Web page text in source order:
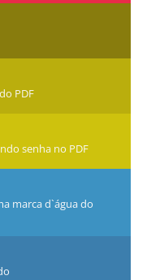
PDF
senha no PDF
marca d`água do